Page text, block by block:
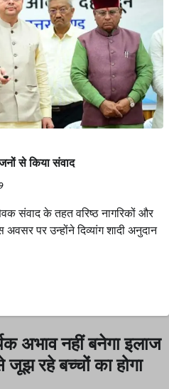
से किया संवाद
संवाद के तहत वरिष्ठ नागरिकों और
पर उन्होंने दिव्यांग शादी अनुदान
अभाव नहीं बनेगा इलाज
जूझ रहे बच्चों का होगा